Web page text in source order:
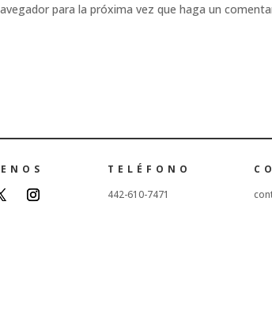
para la próxima vez que haga un
TELÉFONO
442-610-7471